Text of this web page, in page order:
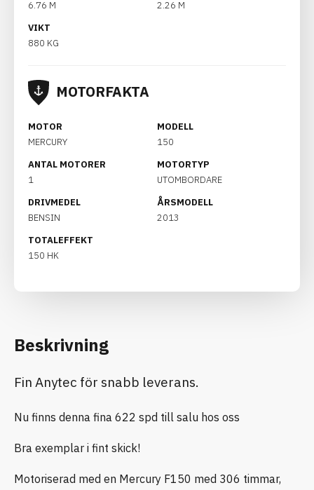
6.76 M
2.26 M
VIKT
880 KG
MOTORFAKTA
MOTOR
MERCURY
MODELL
150
ANTAL MOTORER
1
MOTORTYP
UTOMBORDARE
DRIVMEDEL
BENSIN
ÅRSMODELL
2013
TOTALEFFEKT
150 HK
Beskrivning
Fin Anytec för snabb leverans.
Nu finns denna fina 622 spd till salu hos oss
Bra exemplar i fint skick!
Motoriserad med en Mercury F150 med 306 timmar,